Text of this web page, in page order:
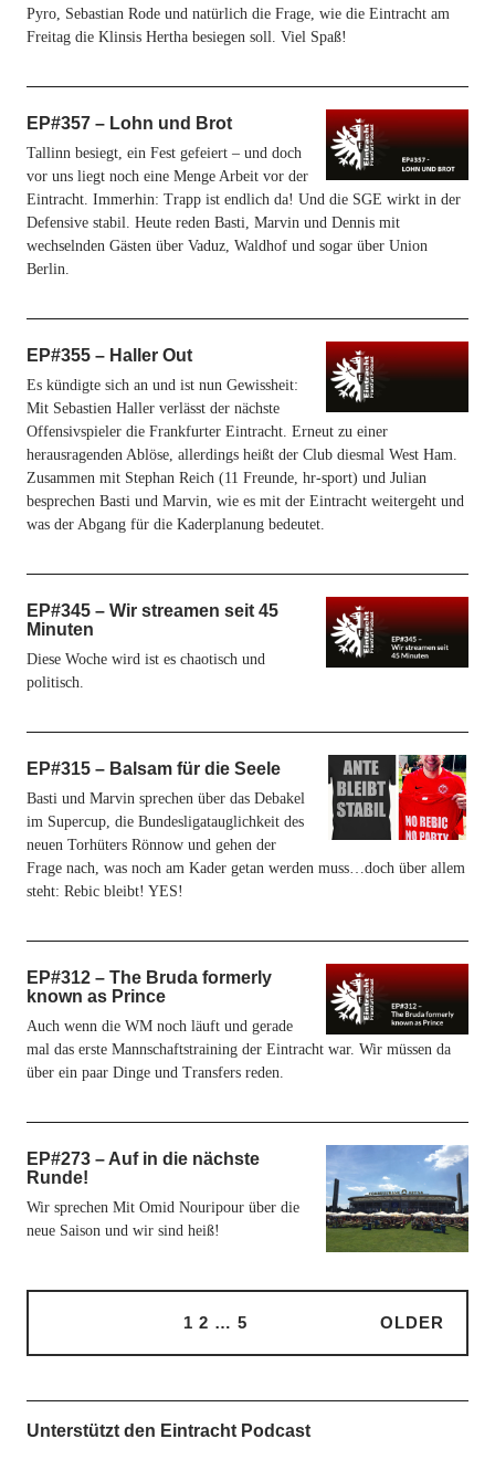
Pyro, Sebastian Rode und natürlich die Frage, wie die Eintracht am
Freitag die Klinsis Hertha besiegen soll. Viel Spaß!
EP#357 – Lohn und Brot
Tallinn besiegt, ein Fest gefeiert – und doch
vor uns liegt noch eine Menge Arbeit vor der
Eintracht. Immerhin: Trapp ist endlich da! Und die SGE wirkt in der
Defensive stabil. Heute reden Basti, Marvin und Dennis mit
wechselnden Gästen über Vaduz, Waldhof und sogar über Union
Berlin.
EP#355 – Haller Out
Es kündigte sich an und ist nun Gewissheit:
Mit Sebastien Haller verlässt der nächste
Offensivspieler die Frankfurter Eintracht. Erneut zu einer
herausragenden Ablöse, allerdings heißt der Club diesmal West Ham.
Zusammen mit Stephan Reich (11 Freunde, hr-sport) und Julian
besprechen Basti und Marvin, wie es mit der Eintracht weitergeht und
was der Abgang für die Kaderplanung bedeutet.
EP#345 – Wir streamen seit 45
Minuten
Diese Woche wird ist es chaotisch und
politisch.
EP#315 – Balsam für die Seele
Basti und Marvin sprechen über das Debakel
im Supercup, die Bundesligatauglichkeit des
neuen Torhüters Rönnow und gehen der
Frage nach, was noch am Kader getan werden muss…doch über allem
steht: Rebic bleibt! YES!
EP#312 – The Bruda formerly
known as Prince
Auch wenn die WM noch läuft und gerade
mal das erste Mannschaftstraining der Eintracht war. Wir müssen da
über ein paar Dinge und Transfers reden.
EP#273 – Auf in die nächste
Runde!
Wir sprechen Mit Omid Nouripour über die
neue Saison und wir sind heiß!
1 2 … 5 OLDER
Unterstützt den Eintracht Podcast